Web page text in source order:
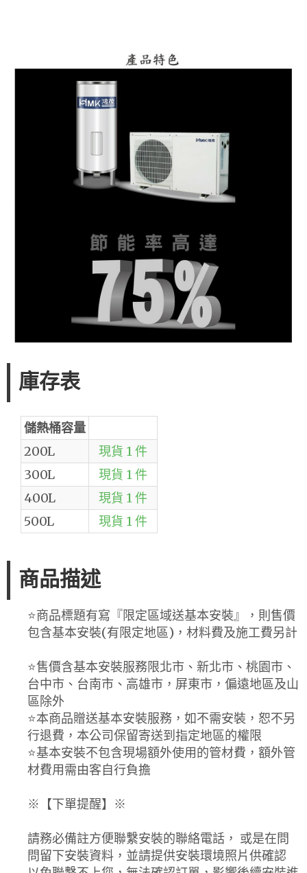
庫存表
儲熱桶容量
200L
現貨 1 件
300L
現貨 1 件
400L
現貨 1 件
500L
現貨 1 件
商品描述
⭐️商品標題有寫『限定區域送基本安裝』，則售價
包含基本安裝(有限定地區)，材料費及施工費另計
⭐️售價含基本安裝服務限北市、新北市、桃園市、
台中市、台南市、高雄市，屏東市，偏遠地區及山
區除外
⭐️本商品贈送基本安裝服務，如不需安裝，恕不另
行退費，本公司保留寄送到指定地區的權限
⭐️基本安裝不包含現場額外使用的管材費，額外管
材費用需由客自行負擔
※【下單提醒】※
請務必備註方便聯繫安裝的聯絡電話， 或是在問
問留下安裝資料，並請提供安裝環境照片供確認